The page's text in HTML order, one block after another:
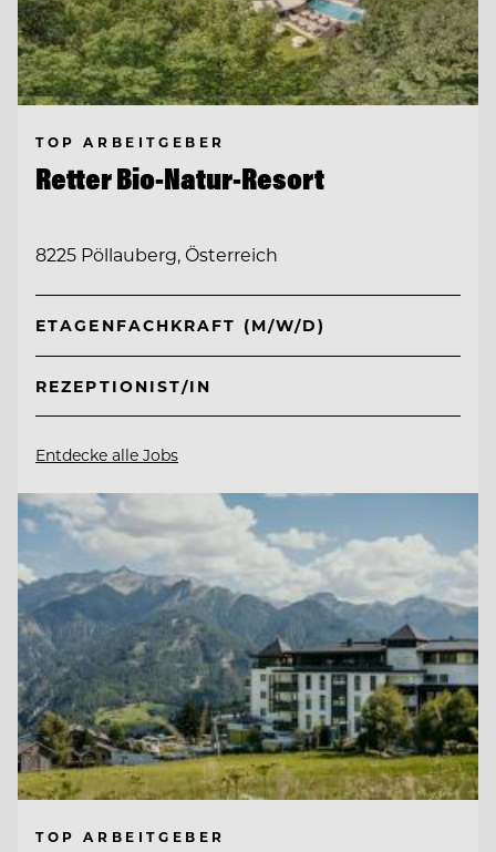
TOP ARBEITGEBER
Retter Bio-Natur-Resort
8225 Pöllauberg, Österreich
ETAGENFACHKRAFT (M/W/D)
REZEPTIONIST/IN
Entdecke alle Jobs
TOP ARBEITGEBER